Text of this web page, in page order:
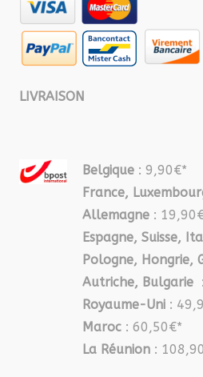
LIVRAISON
Belgique : 9,90€*
France,
Allemagne :
Espagne, Suisse,
Pologne, Hongrie,
Autriche, Bulgarie
Royaume-Uni :
Maroc : 60,50€*
La Réunion :